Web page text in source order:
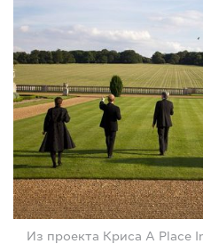
Из проекта Криса A Place